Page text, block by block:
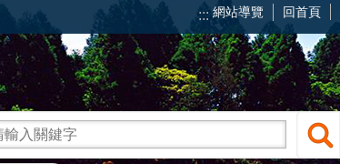
::: 網站導覽 回首頁